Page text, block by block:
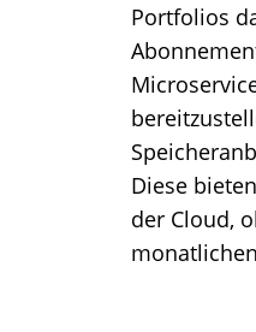
Portfolios
Diese
der Cloud,